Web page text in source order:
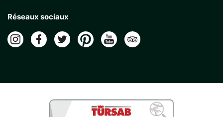
Réseaux sociaux